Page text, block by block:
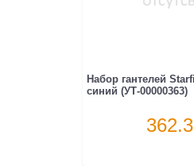
Набор гантелей
синий (УТ-00000363)